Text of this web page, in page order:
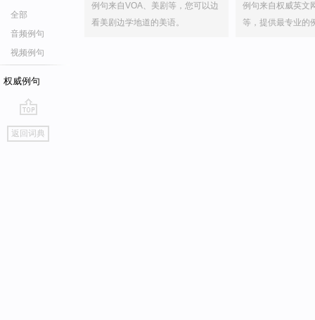
全部
音频例句
视频例句
权威例句
go
top
返回词典
例句来自VOA、美剧等，您可以边
看美剧边学地道的美语。
例句来自权威英文
等，提供最专业的